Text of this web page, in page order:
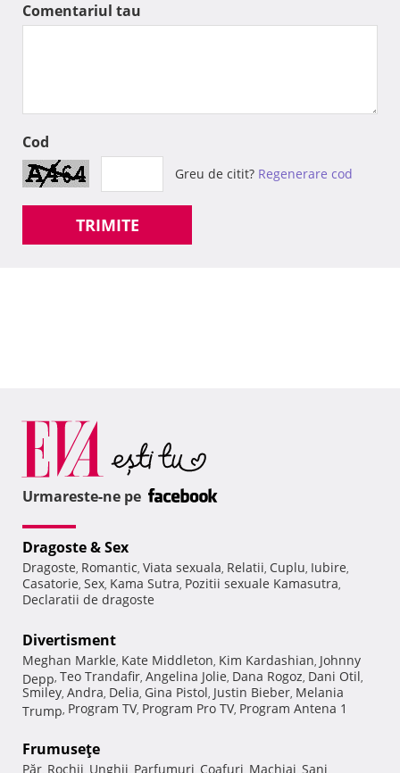
Comentariul tau
Cod
Greu de citit? Regenerare cod
TRIMITE
Urmareste-ne pe
Dragoste & Sex
Dragoste, Romantic, Viata sexuala, Relatii, Cuplu, Iubire,
Casatorie, Sex, Kama Sutra, Pozitii sexuale Kamasutra,
Declaratii de dragoste
Divertisment
Meghan Markle, Kate Middleton, Kim Kardashian, Johnny
Depp, Teo Trandafir, Angelina Jolie, Dana Rogoz, Dani Otil,
Smiley, Andra, Delia, Gina Pistol, Justin Bieber, Melania
Trump, Program TV, Program Pro TV, Program Antena 1
Frumuseţe
Păr, Rochii, Unghii, Parfumuri, Coafuri, Machiaj, Sani,